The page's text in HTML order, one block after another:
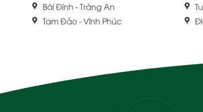
Bái Đính - Tràng An
Tam Đảo - Vĩnh Phúc